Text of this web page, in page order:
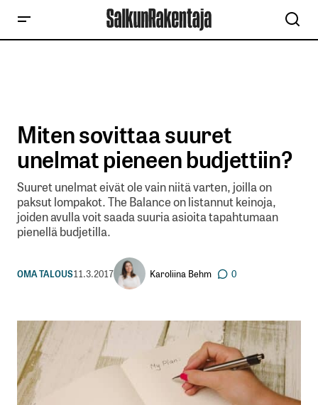
Miten sovittaa suuret
unelmat pieneen budjettiin?
Suuret unelmat eivät ole vain niitä varten, joilla on
paksut lompakot. The Balance on listannut keinoja,
joiden avulla voit saada suuria asioita tapahtumaan
pienellä budjetilla.
OMA TALOUS11.3.2017 Karoliina Behm 0